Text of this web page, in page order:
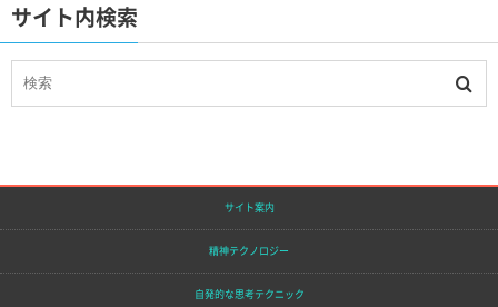
サイト内検索
サイト案内
精神テクノロジー
自発的な思考テクニック